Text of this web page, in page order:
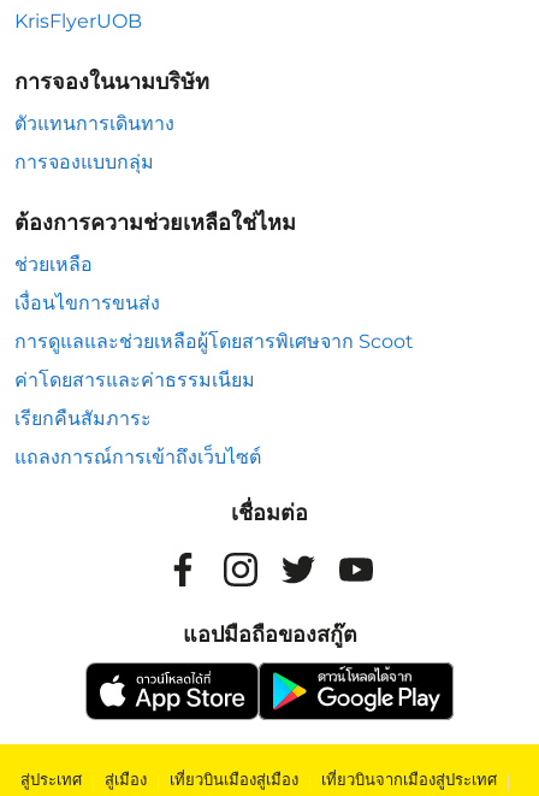
KrisFlyerUOB
การจองในนามบริษัท
ตัวแทนการเดินทาง
การจองแบบกลุ่ม
ต้องการความช่วยเหลือใช่ไหม
ช่วยเหลือ
เงื่อนไขการขนส่ง
การดูแลและช่วยเหลือผู้โดยสารพิเศษจาก Scoot
ค่าโดยสารและค่าธรรมเนียม
เรียกคืนสัมภาระ
แถลงการณ์การเข้าถึงเว็บไซต์
เชื่อมต่อ
แอปมือถือของสกู๊ต
สู่ประเทศ | สู่เมือง | เที่ยวบินเมืองสู่เมือง | เที่ยวบินจากเมืองสู่ประเทศ |